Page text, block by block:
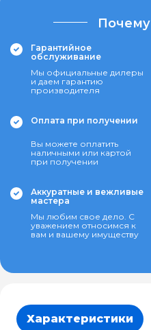
Почему
Гарантийное
обслуживание
Мы официальные дилеры
и даем гарантию
производителя
Оплата при получении
Вы можете оплатить
наличными или картой
при получении
Аккуратные и вежливые
мастера
Мы любим свое дело. С
уважением относимся к
вам и вашему имуществу
Характеристики